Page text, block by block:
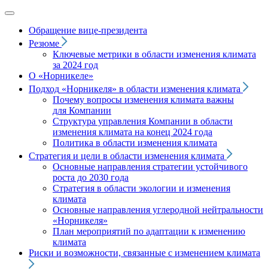
Обращение вице‑президента
Резюме
Ключевые метрики в области изменения климата
за 2024 год
О «Норникеле»
Подход «Норникеля» в области изменения климата
Почему вопросы изменения климата важны
для Компании
Структура управления Компании в области
изменения климата на конец 2024 года
Политика в области изменения климата
Стратегия и цели в области изменения климата
Основные направления стратегии устойчивого
роста до 2030 года
Стратегия в области экологии и изменения
климата
Основные направления углеродной нейтральности
«Норникеля»
План мероприятий по адаптации к изменению
климата
Риски и возможности, связанные с изменением климата